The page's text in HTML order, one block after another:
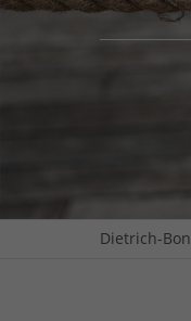
Dietrich-